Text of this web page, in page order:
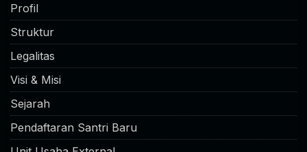
Profil
Struktur
Legalitas
Visi & Misi
Sejarah
Pendaftaran Santri Baru